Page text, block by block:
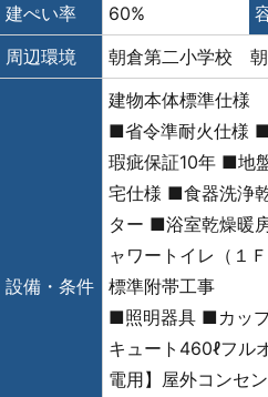
建ぺい率
60%
周辺環境
朝倉第二小学校
設備・条件
建物本体標準仕様
■省令準耐火仕様
瑕疵保証10年 ■地
宅仕様 ■食器洗浄
ター ■浴室乾燥暖
ャワートイレ（１
標準附帯工事
■照明器具 ■カッ
キュート460ℓフル
電用】屋外コンセ